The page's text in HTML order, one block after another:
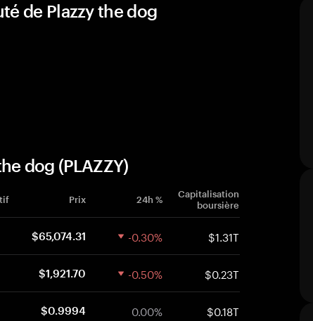
de Plazzy the dog
dog (PLAZZY)
Prix 24h %
Capitalisation
boursière
$65,074.31 -0.30% $1.31T
$1,921.70 -0.50% $0.23T
$0.9994 0.00% $0.18T